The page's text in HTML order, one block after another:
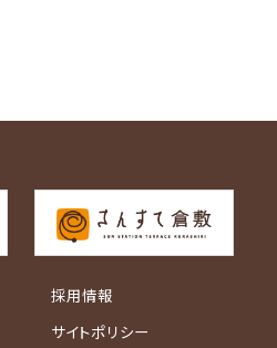
採用情報
サイトポリシー